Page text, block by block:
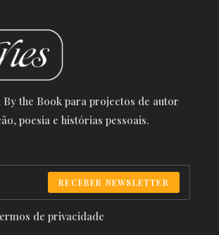
By the Book para projectos de autor
poesia e histórias pessoais.
RECEBER NEWSLETTER
de privacidade